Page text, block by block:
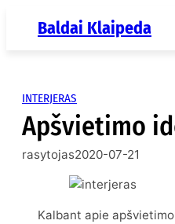
Baldai Klaipeda
INTERJERAS
Apšvietimo
rasytojas2020-07-21
Kalbant apie